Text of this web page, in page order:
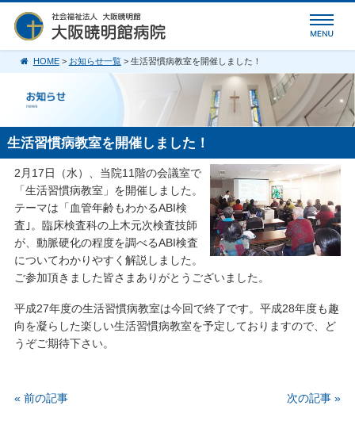
HOME> お知らせ一覧> 生活習慣病教室を開催しました！
生活習慣病教室を開催しました！
2月17日（水）、当院11階の会議室で
「生活習慣病教室」を開催しました。
テーマは「血管年齢もわかるABI検
査｣。臨床検査科の上木元次検査技師
が、動脈硬化の程度を調べるABI検査
についてわかりやすく解説しました。
ご参加頂きました皆さまありがとうございました。
平成27年度の生活習慣病教室は今回で終了です。平成28年度も趣
向を凝らした楽しい生活習慣病教室を予定しておりますので、ど
うぞご期待下さい。
« 前の記事 次の記事 »